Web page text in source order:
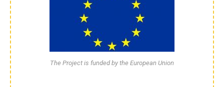
The Project is funded by the European Union